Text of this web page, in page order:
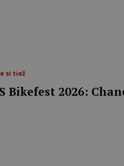
si tiež
Bikefest 2026: